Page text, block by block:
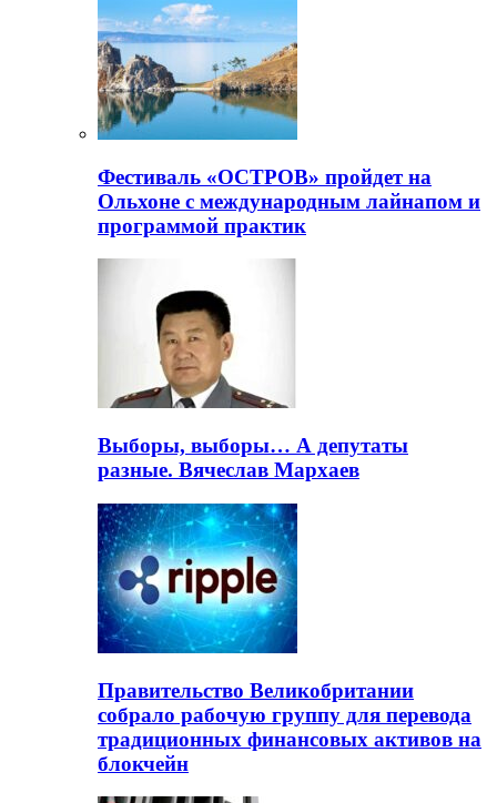
Фестиваль «ОСТРОВ» пройдет на
Ольхоне с международным лайнапом и
программой практик
Выборы, выборы… А депутаты
разные. Вячеслав Мархаев
Правительство Великобритании
собрало рабочую группу для перевода
традиционных финансовых активов на
блокчейн